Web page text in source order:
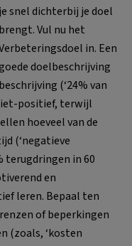
je snel dichterbij je doel
brengt. Vul nu het
in. Een
doelbeschrijving
(‘24% van
positief, terwijl
hoeveel van de
(‘negatieve
terugdringen in 60
en
leren. Bepaal ten
of beperkingen
(zoals, ‘kosten